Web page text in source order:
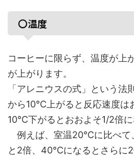
〇温度
コーヒーに限らず、温度が上
が上がります。
「アレニウスの式」という法
から10℃上がると反応速度は
10℃下がるとおおよそ1/2倍に
例えば、室温20℃に比べて
と2倍、40℃になるとさらに